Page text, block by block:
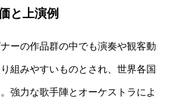
と上演例
ーの作品群の中でも演奏や観客動
組みやすいものとされ、世界各国
強力な歌手陣とオーケストラによ